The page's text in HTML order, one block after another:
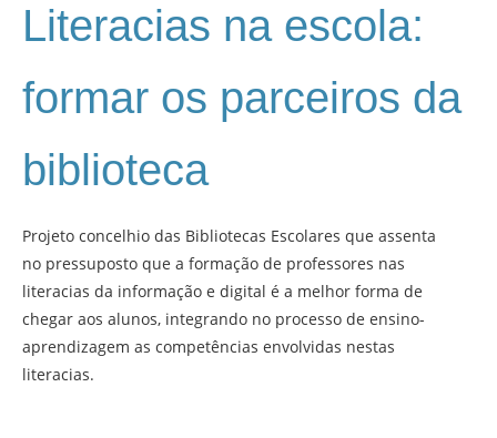
Literacias na escola:
formar os parceiros da
biblioteca
Projeto concelhio das Bibliotecas Escolares que assenta
no pressuposto que a formação de professores nas
literacias da informação e digital é a melhor forma de
chegar aos alunos, integrando no processo de ensino-
aprendizagem as competências envolvidas nestas
literacias.